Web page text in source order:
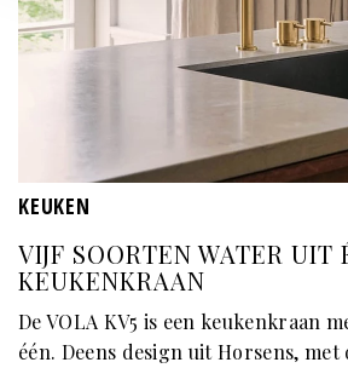
KEUKEN
VIJF SOORTEN WATER UIT
KEUKENKRAAN
De VOLA KV5 is een keukenkraan
één. Deens design uit Horsens,